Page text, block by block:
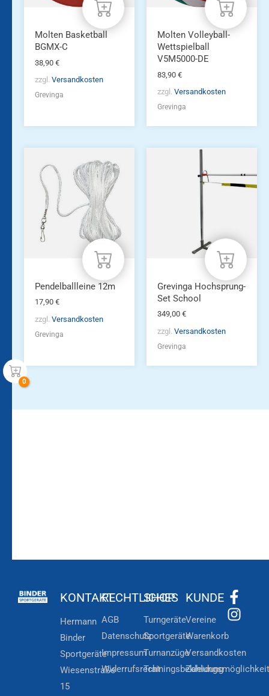
Molten Basketball
BGMX-C
38,90 €
zzgl. Versandkosten
Grevinga
Molten Volleyball-
Wettspielball
V5M5000-DE
83,90 €
zzgl. Versandkosten
Grevinga
Pendelballleine 12m
17,90 €
zzgl. Versandkosten
Grevinga
Grevinga Hochsprung-
Set School
349,00 €
zzgl. Versandkosten
Grevinga
KONTAKT
Hermann
Binder
Sportgeräte
Wiesenstraße
15
RECHTLICHES
AGB
Datenschutz
Impressum
Widerrufsrecht
SHOP
Turngeräte
Sportgeräte
Turnanzüge
Trainingsbekleidung
KUNDE
Vereine
Warenkorb
Versandkosten